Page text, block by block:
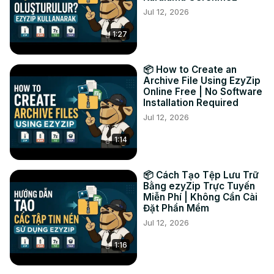
#convertir #rar #png
TWITTER: https://twitter.com/ezyZip
FACEBOOK: https://www.facebook.com/ezyzip/
1:27
Jul 12, 2026
1:14
📦 How to Create an
Archive File Using EzyZip
Online Free | No Software
Installation Required
Jul 12, 2026
1:16
📦 Cách Tạo Tệp Lưu Trữ
Bằng ezyZip Trực Tuyến
Miễn Phí | Không Cần Cài
Đặt Phần Mềm
Jul 12, 2026